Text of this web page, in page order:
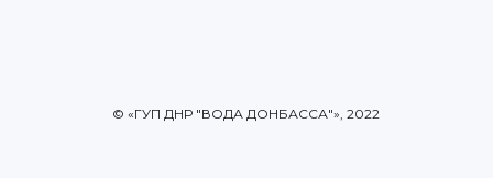
© «ГУП ДНР "ВОДА ДОНБАССА"», 2022